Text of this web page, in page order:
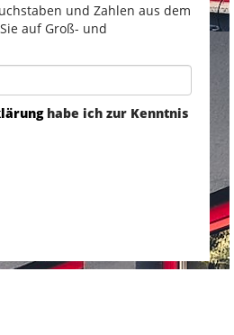
und Zahlen aus dem
auf Groß- und
habe ich zur Kenntnis